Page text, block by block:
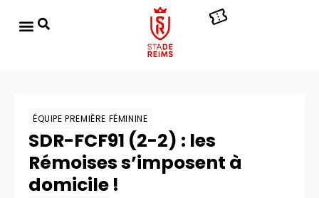
ÉQUIPE PREMIÈRE FÉMININE
SDR-FCF91 (2-2) : les
Rémoises s’imposent à
domicile !